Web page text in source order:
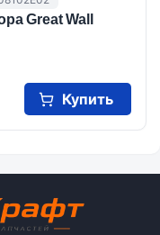
Great Wall
Купить